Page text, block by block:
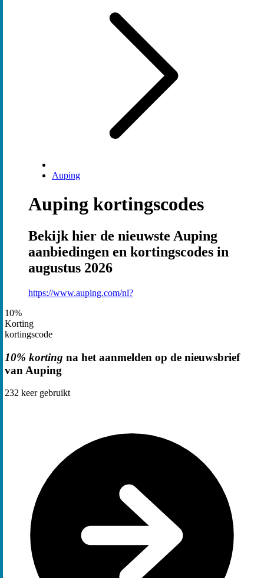
Auping
Auping kortingscodes
Bekijk hier de nieuwste Auping
aanbiedingen en kortingscodes in
augustus 2026
https://www.auping.com/nl?
10%
Korting
kortingscode
10% korting na het aanmelden op de nieuwsbrief
van Auping
232 keer gebruikt